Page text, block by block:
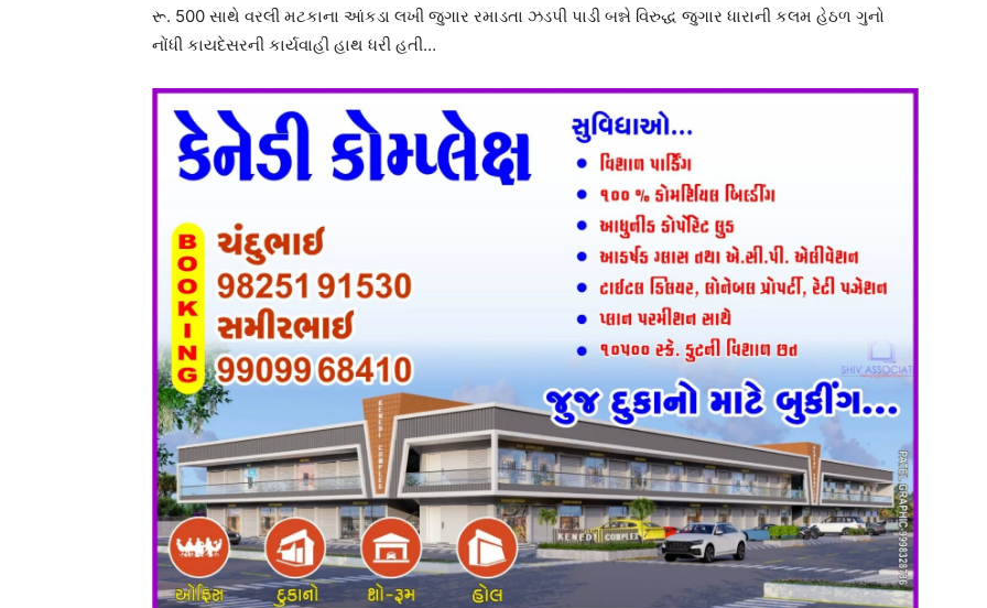
રૂ. 500 સાથે વરલી મટકાના આંકડા લખી જુગાર રમાડતા ઝડપી પાડી બન્ને વિરુદ્ધ જુગાર ધારાની કલમ હેઠળ ગુનો
નોંધી કાયદેસરની કાર્યવાહી હાથ ધરી હતી…